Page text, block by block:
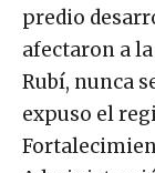
predio
afectaron a
Rubí, nunca
expuso el